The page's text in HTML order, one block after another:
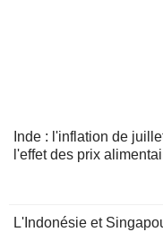
Inde : l'inflation de
l'effet des prix
L'Indonésie et